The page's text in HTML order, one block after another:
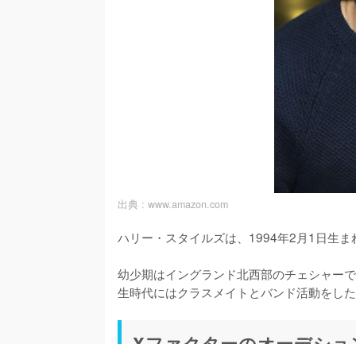
出典 : www.amazon.com
ハリー・スタイルズは、1994年2月1日生
幼少期はイングランド北西部のチェシャー
生時代にはクラスメイトとバンド活動をし